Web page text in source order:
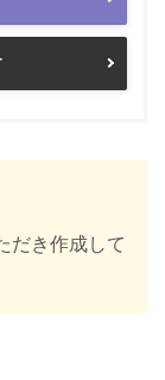
だき作成して